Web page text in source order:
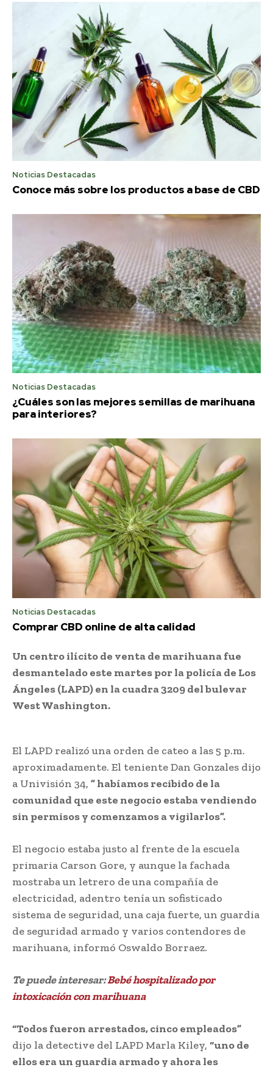
Noticias Destacadas
Conoce más sobre los productos a base de CBD
Noticias Destacadas
¿Cuáles son las mejores semillas de marihuana
para interiores?
Noticias Destacadas
Comprar CBD online de alta calidad
Un centro ilícito de venta de marihuana fue
desmantelado este martes por la policía de Los
Ángeles (LAPD) en la cuadra 3209 del bulevar
West Washington.
El LAPD realizó una orden de cateo a las 5 p.m.
aproximadamente. El teniente Dan Gonzales dijo
a Univisión 34, ” habíamos recibido de la
comunidad que este negocio estaba vendiendo
sin permisos y comenzamos a vigilarlos”.
El negocio estaba justo al frente de la escuela
primaria Carson Gore, y aunque la fachada
mostraba un letrero de una compañía de
electricidad, adentro tenía un sofisticado
sistema de seguridad, una caja fuerte, un guardia
de seguridad armado y varios contendores de
marihuana, informó Oswaldo Borraez.
Te puede interesar:Bebé hospitalizado por
intoxicación con marihuana
“Todos fueron arrestados, cinco empleados”
dijo la detective del LAPD Marla Kiley, “uno de
ellos era un guardia armado y ahora les